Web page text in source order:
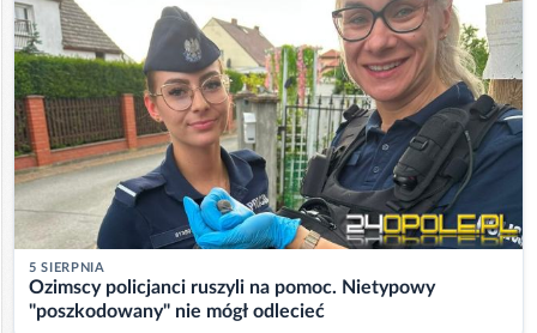
5 SIERPNIA
Ozimscy policjanci ruszyli na pomoc. Nietypowy
"poszkodowany" nie mógł odlecieć